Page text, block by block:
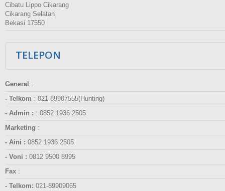
Cibatu Lippo Cikarang
Cikarang Selatan
Bekasi 17550
TELEPON
General :
- Telkom : 021-89907555(Hunting)
- Admin : : 0852 1936 2505
Marketing :
- Aini : 0852 1936 2505
- Voni : 0812 9500 8995
Fax :
- Telkom: 021-89909065